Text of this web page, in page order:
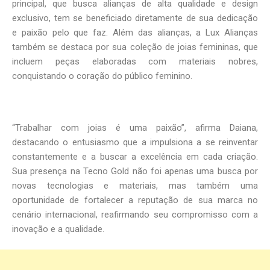
principal, que busca alianças de alta qualidade e design
exclusivo, tem se beneficiado diretamente de sua dedicação
e paixão pelo que faz. Além das alianças, a Lux Alianças
também se destaca por sua coleção de joias femininas, que
incluem peças elaboradas com materiais nobres,
conquistando o coração do público feminino.
“Trabalhar com joias é uma paixão”, afirma Daiana,
destacando o entusiasmo que a impulsiona a se reinventar
constantemente e a buscar a excelência em cada criação.
Sua presença na Tecno Gold não foi apenas uma busca por
novas tecnologias e materiais, mas também uma
oportunidade de fortalecer a reputação de sua marca no
cenário internacional, reafirmando seu compromisso com a
inovação e a qualidade.